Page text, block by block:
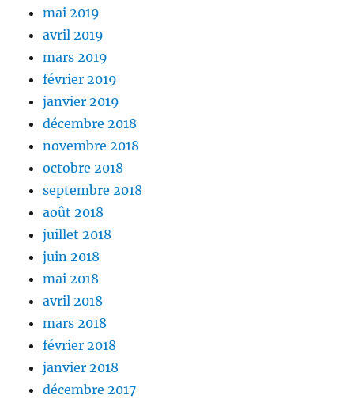
mai 2019
avril 2019
mars 2019
février 2019
janvier 2019
décembre 2018
novembre 2018
octobre 2018
septembre 2018
août 2018
juillet 2018
juin 2018
mai 2018
avril 2018
mars 2018
février 2018
janvier 2018
décembre 2017